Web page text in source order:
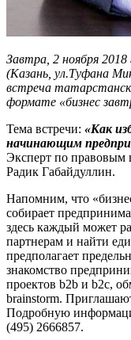
Завтра, 2 ноября
(Казань, ул.Туфана
встреча
формате «бизнес
Тема встречи: «Как
начинающим
Эксперт по правовым
Радик Габайдуллин.
Напомним, что
собирает
здесь каждый может
партнерам и найти
предполагает
знакомство
проектов b2b и b2с,
brainstorm.
Подробную
(495) 2666857.